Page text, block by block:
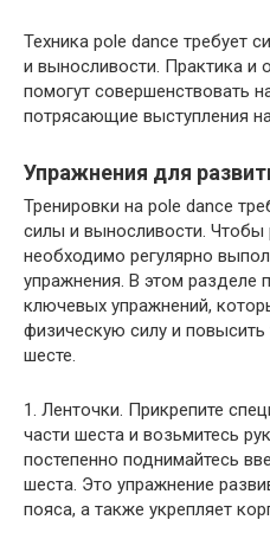
Техника pole dance требует
и выносливости. Практика и
помогут совершенствовать
потрясающие выступления
Упражнения для
Тренировки на pole dance
силы и выносливости. Чтобы
необходимо регулярно
упражнения. В этом разделе
ключевых упражнений,
физическую силу и повысить
шесте.
1. Ленточки. Прикрепите
части шеста и возьмитесь
постепенно поднимайтесь
шеста. Это упражнение
пояса, а также укрепляет